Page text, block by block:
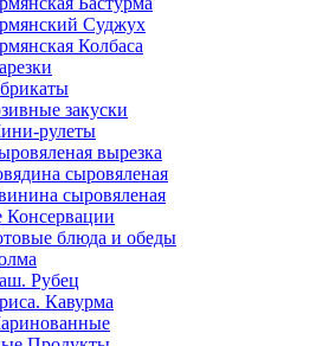
Суджух
Колбаса
закуски
рулеты
вырезка
сыровяленая
сыровяленая
блюда и обеды
Рубец
Кавурма